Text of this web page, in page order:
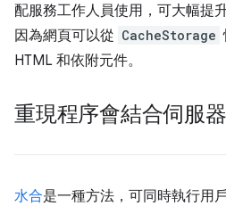
配服務工作人員使用，可大幅提
因為網頁可以從 CacheStorage
HTML 和依附元件。
重現程序會結合伺服
水合是一種方法，可同時執行用